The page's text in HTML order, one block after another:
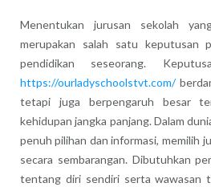
Menentukan jurusan sekolah
merupakan salah satu keputusan
pendidikan seseorang.
https://ourladyschoolstvt.com/
tetapi juga berpengaruh besar
kehidupan jangka panjang. Dalam
penuh pilihan dan informasi, memilih
secara sembarangan. Dibutuhkan
tentang diri sendiri serta wawasan